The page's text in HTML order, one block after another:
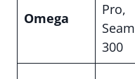
Omega
Pro,
300